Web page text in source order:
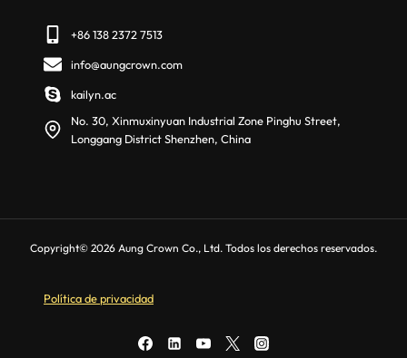
+86 138 2372 7513
info@aungcrown.com
kailyn.ac
No. 30, Xinmuxinyuan Industrial Zone Pinghu Street,
Longgang District Shenzhen, China
Copyright© 2026 Aung Crown Co., Ltd. Todos los derechos reservados.
Política de privacidad